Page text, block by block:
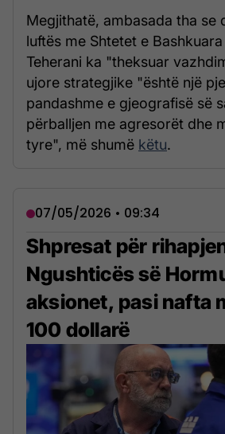
Megjithatë, ambasada tha se
luftës me Shtetet e
Teherani ka "theksuar
ujore strategjike "është një
pandashme e gjeografisë së
përballjen me agresorët dhe
tyre", më shumë këtu.
07/05/2026 • 09:34
Shpresat për
Ngushticës së
aksionet, pasi nafta
100 dollarë